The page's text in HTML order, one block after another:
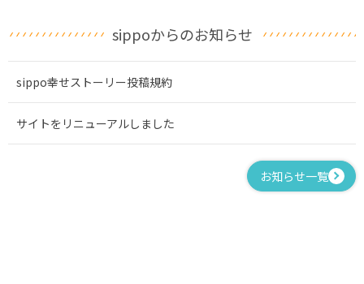
sippoからのお知らせ
sippo幸せストーリー投稿規約
サイトをリニューアルしました
お知らせ一覧